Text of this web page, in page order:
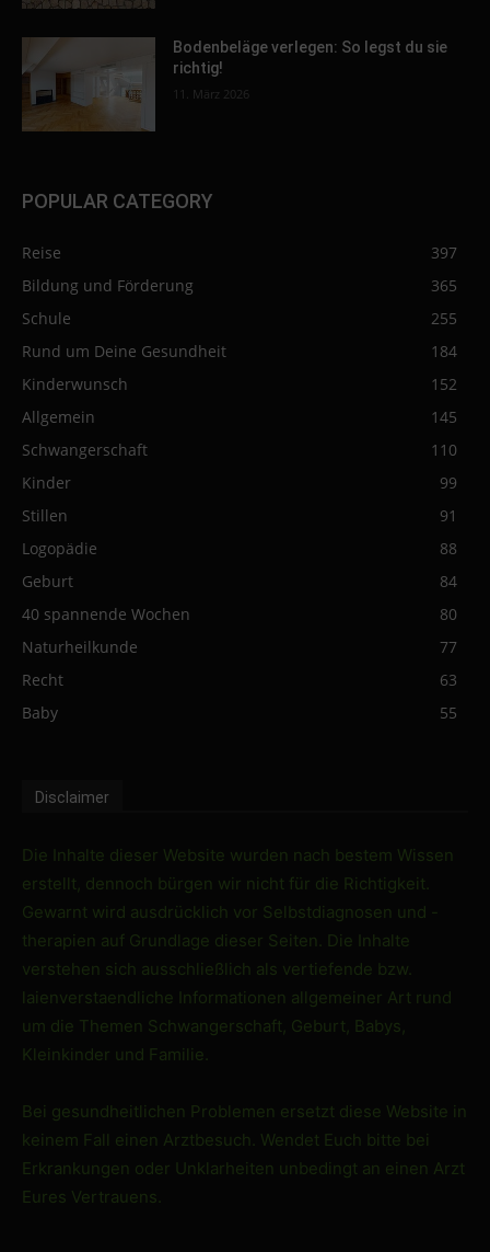
Bodenbeläge verlegen: So legst du sie
richtig!
11. März 2026
POPULAR CATEGORY
Reise
397
Bildung und Förderung
365
Schule
255
Rund um Deine Gesundheit
184
Kinderwunsch
152
Allgemein
145
Schwangerschaft
110
Kinder
99
Stillen
91
Logopädie
88
Geburt
84
40 spannende Wochen
80
Naturheilkunde
77
Recht
63
Baby
55
Disclaimer
Die Inhalte dieser Website wurden nach bestem Wissen
erstellt, dennoch bürgen wir nicht für die Richtigkeit.
Gewarnt wird ausdrücklich vor Selbstdiagnosen und -
therapien auf Grundlage dieser Seiten. Die Inhalte
verstehen sich ausschließlich als vertiefende bzw.
laienverstaendliche Informationen allgemeiner Art rund
um die Themen Schwangerschaft, Geburt, Babys,
Kleinkinder und Familie.
Bei gesundheitlichen Problemen ersetzt diese Website in
keinem Fall einen Arztbesuch. Wendet Euch bitte bei
Erkrankungen oder Unklarheiten unbedingt an einen Arzt
Eures Vertrauens.